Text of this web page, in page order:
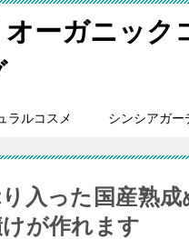
ーガニック
ラルコスメ シンシアガー
入った国産熟
が作れます